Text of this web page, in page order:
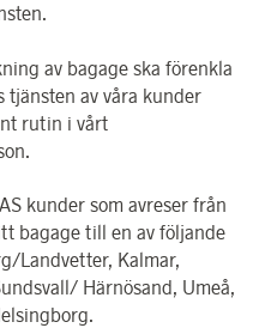
av bagage ska förenkla
tjänsten av våra kunder
rutin i vårt
kunder som avreser från
bagage till en av följande
Landvetter, Kalmar,
Härnösand, Umeå,